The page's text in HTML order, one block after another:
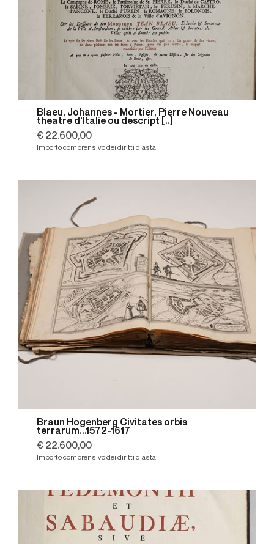
Blaeu, Johannes - Mortier, Pierre Nouveau
theatre d'Italie ou descript [..]
€ 22.600,00
Importo comprensivo dei diritti d'asta
Braun Hogenberg Civitates orbis
terrarum...1572-1617
€ 22.600,00
Importo comprensivo dei diritti d'asta